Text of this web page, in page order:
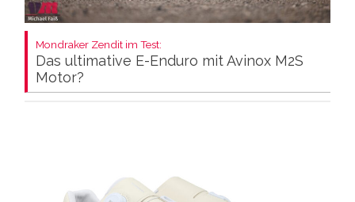
Mondraker Zendit im Test:
Das ultimative E-Enduro mit Avinox M2S
Motor?